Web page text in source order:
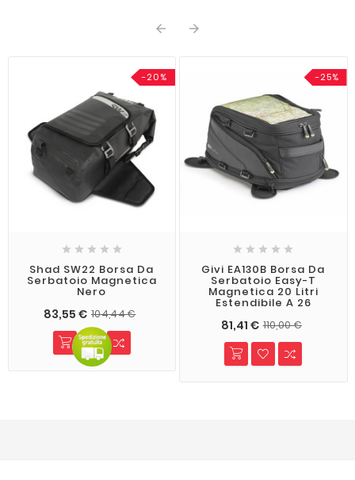
 
-20%
    
Shad SW22 Borsa Da
Serbatoio Magnetica
Nero
83,55 € 104,44 €
-25%
    
Givi EA130B Borsa Da
Serbatoio Easy-T
Magnetica 20 Litri
Estendibile A 26
81,41 € 110,00 €